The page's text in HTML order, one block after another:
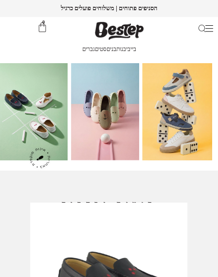
הסניפים פתוחים | משלוחים פועלים כרגיל
0
בייביבנותבניםסטיםגברים
דגמים נבחרים